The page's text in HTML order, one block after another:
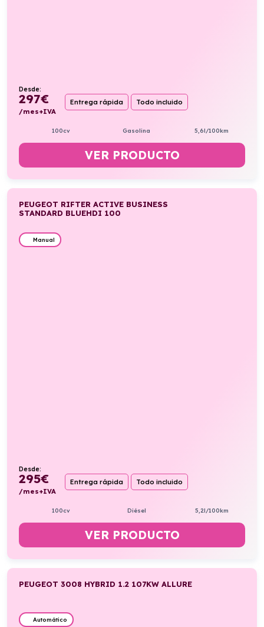
Desde:
297€
/mes+IVA
Entrega rápida Todo incluido
100cv Gasolina 5,6l/100km
VER PRODUCTO
PEUGEOT RIFTER ACTIVE BUSINESS
STANDARD BLUEHDI 100
Manual
Desde:
295€
/mes+IVA
Entrega rápida Todo incluido
100cv Diésel 5,2l/100km
VER PRODUCTO
PEUGEOT 3008 HYBRID 1.2 107KW ALLURE
Automático